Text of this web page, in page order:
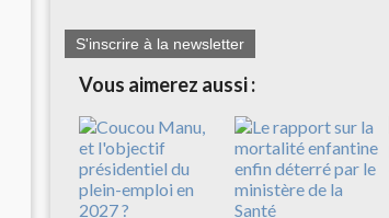
S'inscrire à la newsletter
Vous aimerez aussi :